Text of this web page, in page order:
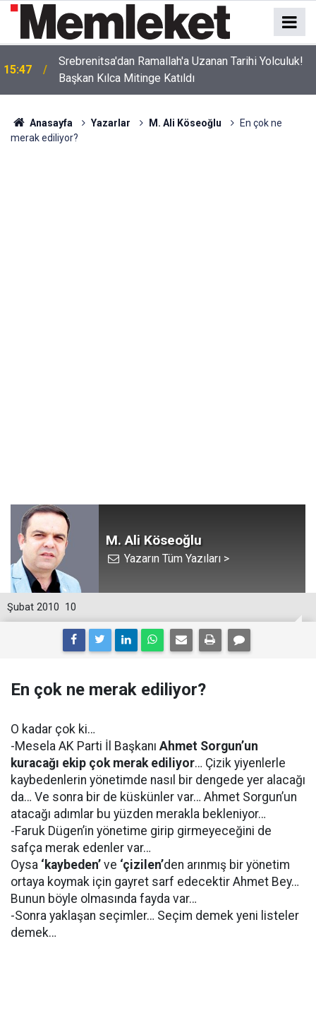
15:47
Srebrenitsa'dan Ramallah'a Uzanan Tarihi Yolculuk!
Başkan Kılca Mitinge Katıldı
Anasayfa Yazarlar M. Ali Köseoğlu
En çok ne
merak ediliyor?
M. Ali Köseoğlu
Yazarın Tüm Yazıları >
10
Şubat 2010
En çok ne merak ediliyor?
O kadar çok ki…
-Mesela AK Parti İl Başkanı Ahmet Sorgun’un
kuracağı ekip çok merak ediliyor… Çizik yiyenlerle
kaybedenlerin yönetimde nasıl bir dengede yer alacağı
da… Ve sonra bir de küskünler var… Ahmet Sorgun’un
atacağı adımlar bu yüzden merakla bekleniyor…
-Faruk Dügen’in yönetime girip girmeyeceğini de
safça merak edenler var…
Oysa ‘kaybeden’ ve ‘çizilen’den arınmış bir yönetim
ortaya koymak için gayret sarf edecektir Ahmet Bey…
Bunun böyle olmasında fayda var…
-Sonra yaklaşan seçimler… Seçim demek yeni listeler
demek…